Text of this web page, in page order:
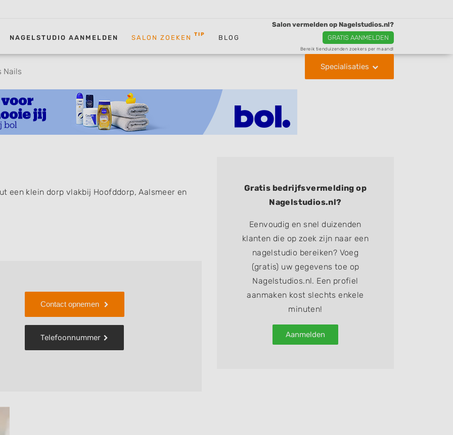
NAGELSTUDIO AANMELDEN SALON ZOEKEN TIP BLOG
Salon vermelden op Nagelstudios.nl?
GRATIS AANMELDEN
Bereik tienduizenden zoekers per maand!
Specialisaties
Nails
een klein dorp vlakbij Hoofddorp, Aalsmeer en
Tess Schrage. Met mijn ervaring en liefde
Contact opnemen
Telefoonnummer
Gratis bedrijfsvermelding op
Nagelstudios.nl?
Eenvoudig en snel duizenden
klanten die op zoek zijn naar een
nagelstudio bereiken? Voeg
(gratis) uw gegevens toe op
Nagelstudios.nl. Een profiel
aanmaken kost slechts enkele
minuten!
Aanmelden